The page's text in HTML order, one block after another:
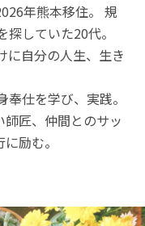
年熊本移住。 規
していた20代。
に自分の人生、生き
仕を学び、実践。
匠、仲間とのサッ
励む。